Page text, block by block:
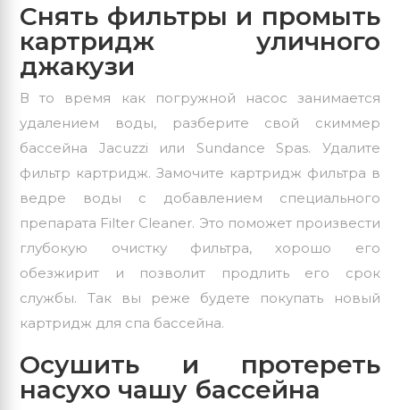
Снять фильтры и промыть
картридж уличного
джакузи
В то время как погружной насос занимается
удалением воды, разберите свой скиммер
бассейна Jacuzzi или Sundance Spas. Удалите
фильтр картридж. Замочите картридж фильтра в
ведре воды с добавлением специального
препарата Filter Cleaner. Это поможет произвести
глубокую очистку фильтра, хорошо его
обезжирит и позволит продлить его срок
службы. Так вы реже будете покупать новый
картридж для спа бассейна.
Осушить и протереть
насухо чашу бассейна